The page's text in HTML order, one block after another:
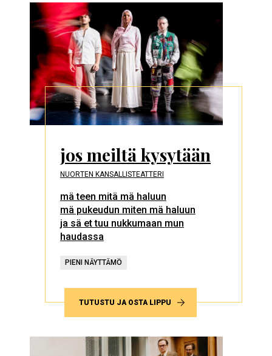
jos meiltä kysytään
NUORTEN KANSALLISTEATTERI
mä teen mitä mä haluun
mä pukeudun miten mä haluun
ja sä et tuu nukkumaan mun
haudassa
PIENI NÄYTTÄMÖ
TUTUSTU JA OSTA LIPPU